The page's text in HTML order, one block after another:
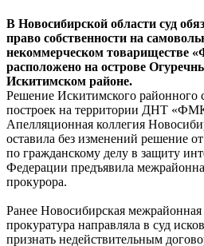
В Новосибирской области суд
право собственности на
некоммерческом товариществе
расположено на острове
Искитимском районе.
Решение Искитимского районного
построек на территории ДНТ
Апелляционная коллегия
оставила без изменений решение
по гражданскому делу в защиту
Федерации предъявила
прокурора.
Ранее Новосибирская
прокуратура направляла в суд
признать недействительным